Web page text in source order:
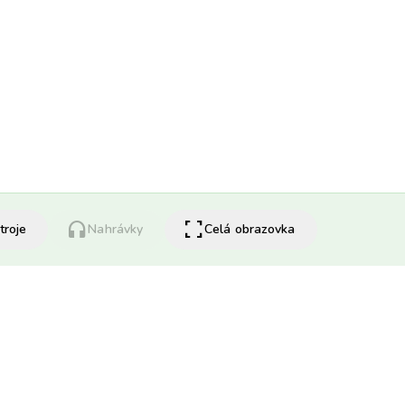
headphones Nahrávky fullscreenCelá obrazovka